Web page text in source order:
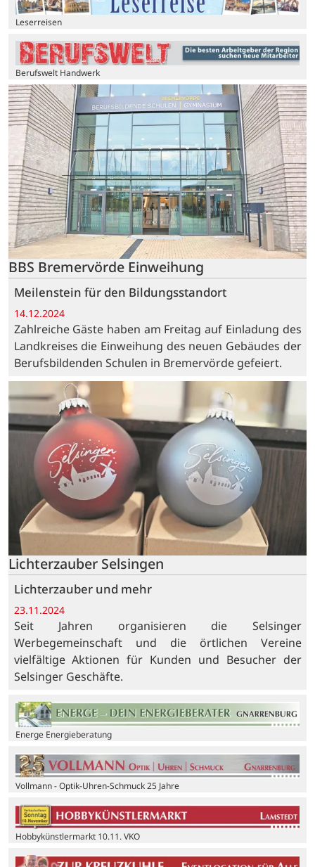
Leserreisen
Berufswelt Handwerk
BBS Bremervörde Einweihung
Meilenstein für den Bildungsstandort
14.12.2024
Zahlreiche Gäste haben am Freitag auf Einladung des
Landkreises die Einweihung des neuen Gebäudes der
Berufsbildenden Schulen in Bremervörde gefeiert.
Lichterzauber Selsingen
Lichterzauber und mehr
23.11.2024
Seit Jahren organisieren die Selsinger
Werbegemeinschaft und die örtlichen Vereine
vielfältige Aktionen für Kunden und Besucher der
Selsinger Geschäfte.
Energe Energieberatung
Vollmann - Optik-Uhren-Schmuck 25 Jahre
Hobbykünstlermarkt 10.11. VKO